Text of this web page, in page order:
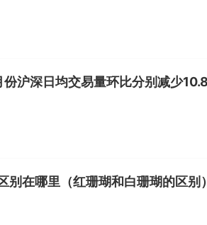
别在哪里（红珊瑚和白珊瑚的区别）